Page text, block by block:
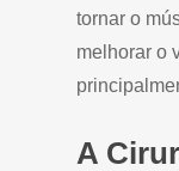
tornar o
melhorar o
A